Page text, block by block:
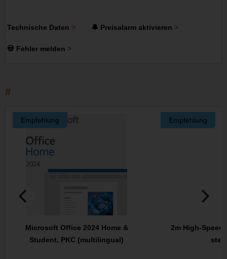
Technische Daten 🔔 Preisalarm aktivieren
💀 Fehler melden
Empfehlung
Microsoft Office 2024 Home &
Student, PKC (multilingual)
Empfehlung
2m High-Speed